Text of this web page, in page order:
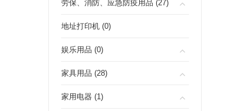
劳保、消防、应急防疫用品 (27)
地址打印机 (0)
娱乐用品 (0)
家具用品 (28)
家用电器 (1)